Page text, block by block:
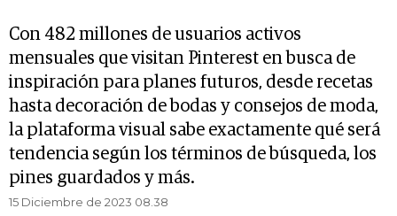
Con 482 millones de usuarios activos
mensuales que visitan Pinterest en busca de
inspiración para planes futuros, desde recetas
hasta decoración de bodas y consejos de moda,
la plataforma visual sabe exactamente qué será
tendencia según los términos de búsqueda, los
pines guardados y más.
15 Diciembre de 2023 08.38